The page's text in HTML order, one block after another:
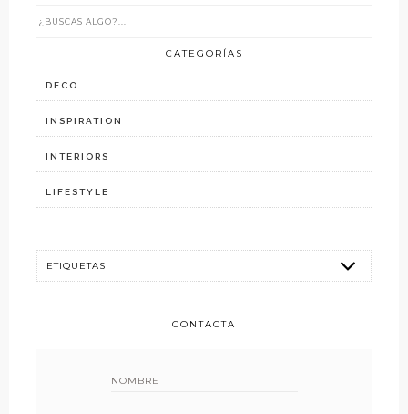
CATEGORÍAS
DECO
INSPIRATION
INTERIORS
LIFESTYLE
CONTACTA